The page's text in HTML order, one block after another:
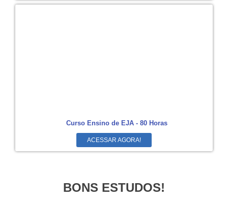
Curso Ensino de EJA - 80 Horas
ACESSAR AGORA!
BONS ESTUDOS!